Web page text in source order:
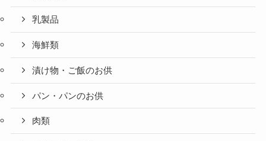
乳製品
海鮮類
漬け物・ご飯のお供
パン・パンのお供
肉類